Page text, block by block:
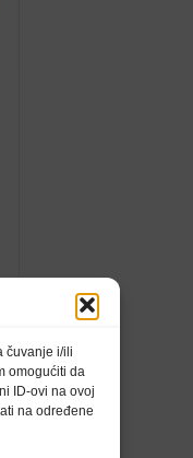
čuvanje i/ili
omogućiti da
ID-ovi na ovoj
na određene